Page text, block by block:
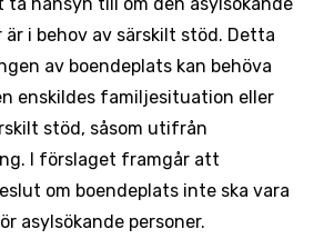
i behov av särskilt stöd. Detta
av boendeplats kan behöva
enskildes familjesituation eller
stöd, såsom utifrån
I förslaget framgår att
om boendeplats inte ska vara
asylsökande personer.